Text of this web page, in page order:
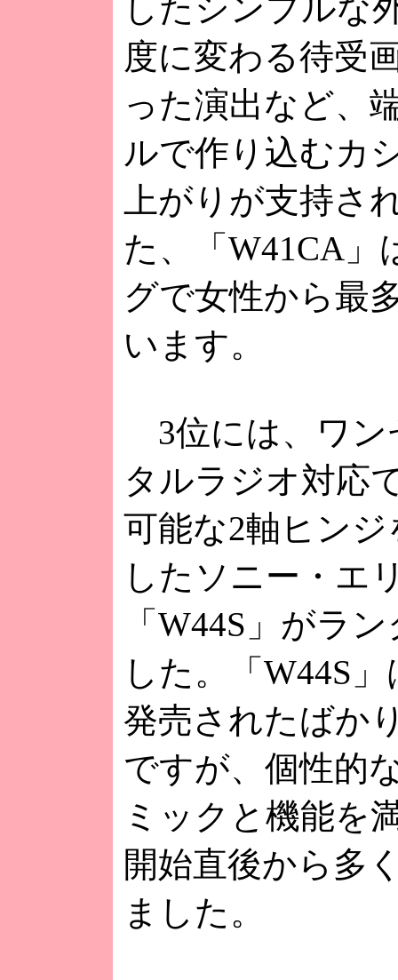
したシンプルな
度に変わる待受
った演出など、
ルで作り込むカ
上がりが支持さ
た、「W41CA」
グで女性から最
います。
3位には、ワン
タルラジオ対応
可能な2軸ヒン
したソニー・エ
「W44S」がラ
した。「W44S
発売されたばか
ですが、個性的
ミックと機能を
開始直後から多
ました。